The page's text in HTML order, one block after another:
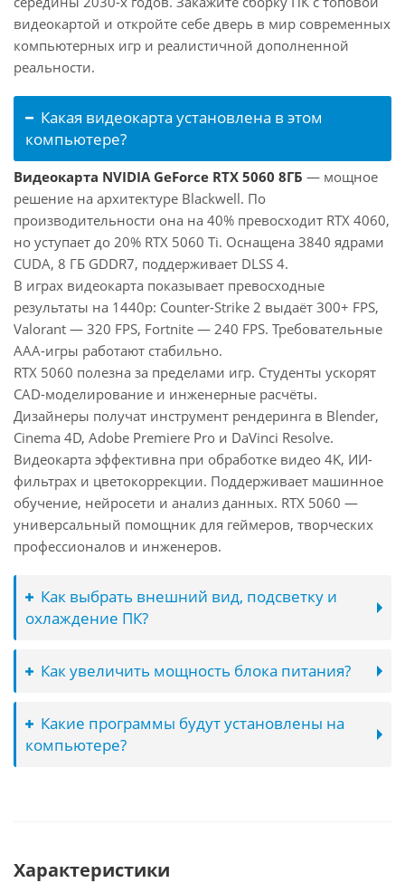
видеокартой и откройте себе дверь в мир современных
компьютерных игр и реалистичной дополненной
реальности.
Какая видеокарта установлена в этом
компьютере?
Видеокарта NVIDIA GeForce RTX 5060 8ГБ — мощное
решение на архитектуре Blackwell. По
производительности она на 40% превосходит RTX 4060,
но уступает до 20% RTX 5060 Ti. Оснащена 3840 ядрами
CUDA, 8 ГБ GDDR7, поддерживает DLSS 4.
В играх видеокарта показывает превосходные
результаты на 1440p: Counter-Strike 2 выдаёт 300+ FPS,
Valorant — 320 FPS, Fortnite — 240 FPS. Требовательные
AAA-игры работают стабильно.
RTX 5060 полезна за пределами игр. Студенты ускорят
CAD-моделирование и инженерные расчёты.
Дизайнеры получат инструмент рендеринга в Blender,
Cinema 4D, Adobe Premiere Pro и DaVinci Resolve.
Видеокарта эффективна при обработке видео 4K, ИИ-
фильтрах и цветокоррекции. Поддерживает машинное
обучение, нейросети и анализ данных. RTX 5060 —
универсальный помощник для геймеров, творческих
профессионалов и инженеров.
Как выбрать внешний вид, подсветку и
охлаждение ПК?
Как увеличить мощность блока питания?
Какие программы будут установлены на
компьютере?
Характеристики